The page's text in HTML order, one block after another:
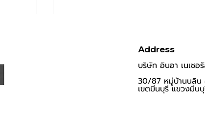
Address
บริษัท อินอา เนเชอ
30/87 หมู่บ้านนลิน
เขตมีนบุรี แขวงมีน